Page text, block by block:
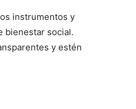
instrumentos y
bienestar social.
y estén